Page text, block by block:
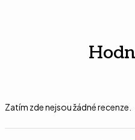
Zatím zde nejsou žádné recenze.